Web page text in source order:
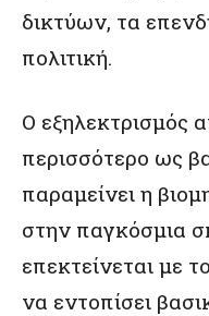
δικτύων, τα
πολιτική.
Ο εξηλεκτρισμός
περισσότερο ως
παραμείνει η
στην παγκόσμια
επεκτείνεται με
να εντοπίσει